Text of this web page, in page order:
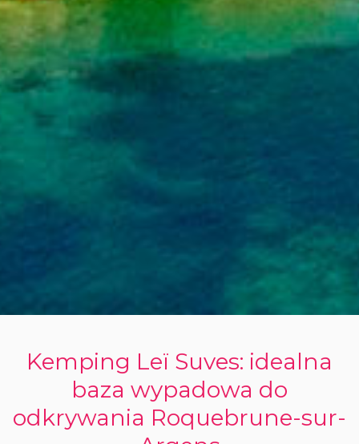
Kemping Leï Suves: idealna
baza wypadowa do
odkrywania Roquebrune-sur-